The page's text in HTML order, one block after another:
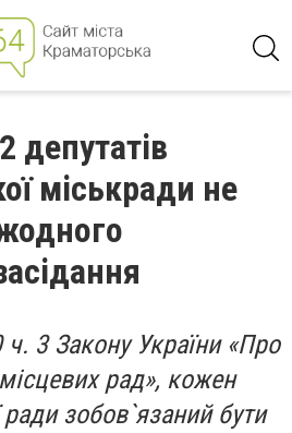
депутатів
міськради не
ч. 3 Закону України «Про
рад», кожен
ради зобов`язаний бути